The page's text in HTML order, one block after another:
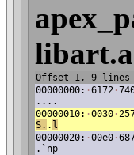
Offset 1, 9 lines
00000000: ·6172 ·
....
00000010: ·0030 ·
S. . l
00000020: ·00e0 ·
.`np